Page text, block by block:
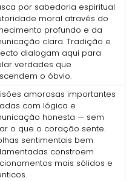
por sabedoria espiritual
moral através do
profundo e da
clara. Tradição e
dialogam aqui para
verdades que
o óbvio.
amorosas importantes
com lógica e
honesta — sem
o que o coração sente.
sentimentais bem
constroem
mais sólidos e